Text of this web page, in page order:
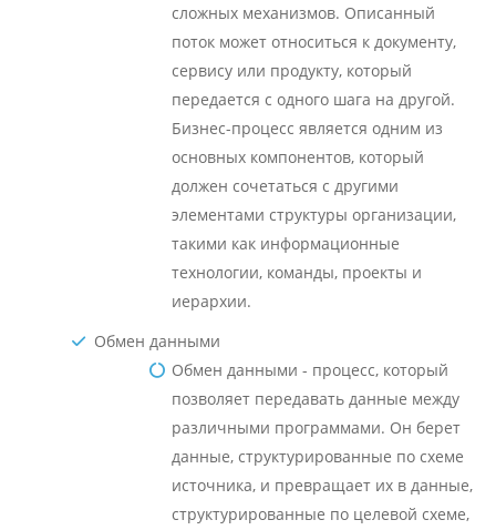
сложных механизмов. Описанный
поток может относиться к документу,
сервису или продукту, который
передается с одного шага на другой.
Бизнес-процесс является одним из
основных компонентов, который
должен сочетаться с другими
элементами структуры организации,
такими как информационные
технологии, команды, проекты и
иерархии.
Обмен данными
Обмен данными - процесс, который
позволяет передавать данные между
различными программами. Он берет
данные, структурированные по схеме
источника, и превращает их в данные,
структурированные по целевой схеме,